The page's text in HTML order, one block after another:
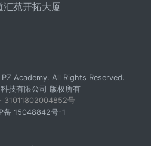
苑开拓大厦
31011802004852号
备 15048842号-1
Academy. All Rights Reserved.
技有限公司 版权所有